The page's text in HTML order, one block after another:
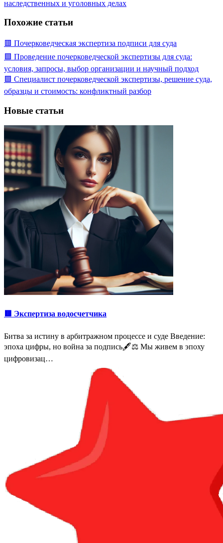
наследственных и уголовных делах
Похожие статьи
🟥 Почерковедческая экспертиза подписи для суда
🟩 Проведение почерковедческой экспертизы для суда:
условия, запросы, выбор организации и научный подход
🟩 Специалист почерковедческой экспертизы, решение суда,
образцы и стоимость: конфликтный разбор
Новые статьи
🟥 Экспертиза водосчетчика
Битва за истину в арбитражном процессе и суде Введение:
эпоха цифры, но война за подпись🖋️⚖️ Мы живем в эпоху
цифровизац…